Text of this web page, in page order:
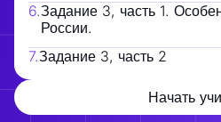
6.Задание 3, часть 1.
России.
7.Задание 3, часть 2
Начать